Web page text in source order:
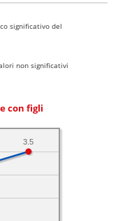
significativo del
non significativi
con figli
3.5